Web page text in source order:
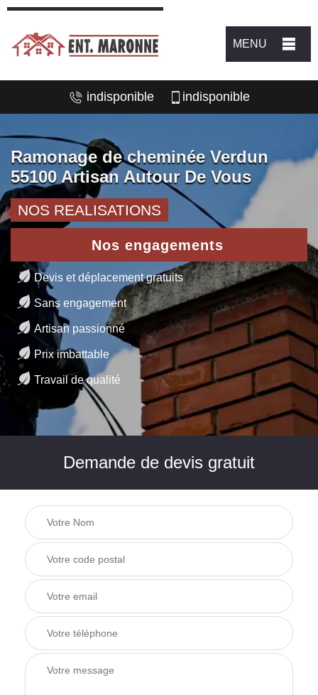
MENU
indisponible indisponible
Ramonage de cheminée Verdun
55100 Artisan Autour De Vous
NOS REALISATIONS
Nos engagements
Devis et déplacement gratuits
Sans engagement
Artisan passionné
Prix imbattable
Travail de qualité
Demande de devis gratuit